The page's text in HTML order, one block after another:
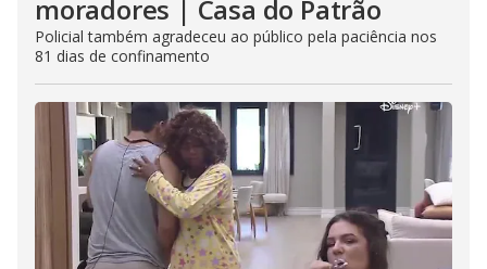
moradores | Casa do Patrão
Policial também agradeceu ao público pela paciência nos
81 dias de confinamento